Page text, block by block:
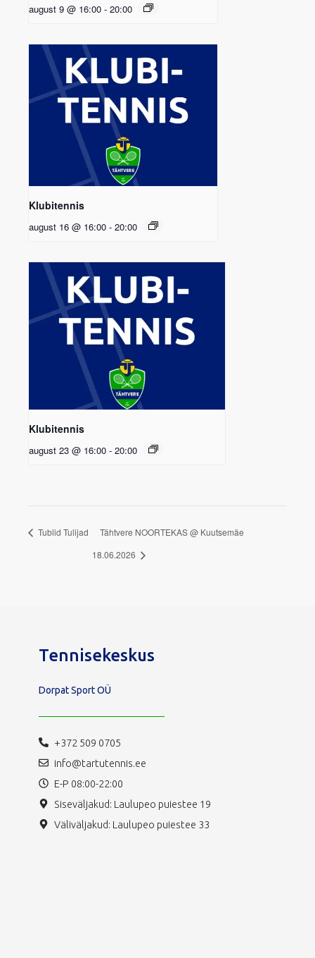
august 9 @ 16:00 - 20:00
Klubitennis
august 16 @ 16:00 - 20:00
Klubitennis
august 23 @ 16:00 - 20:00
Tublid Tulijad
Tähtvere NOORTEKAS @ Kuutsemäe
18.06.2026
Tennisekeskus
Dorpat Sport OÜ
+372 509 0705
info@tartutennis.ee
E-P 08:00-22:00
Siseväljakud: Laulupeo puiestee 19
Väliväljakud: Laulupeo puiestee 33